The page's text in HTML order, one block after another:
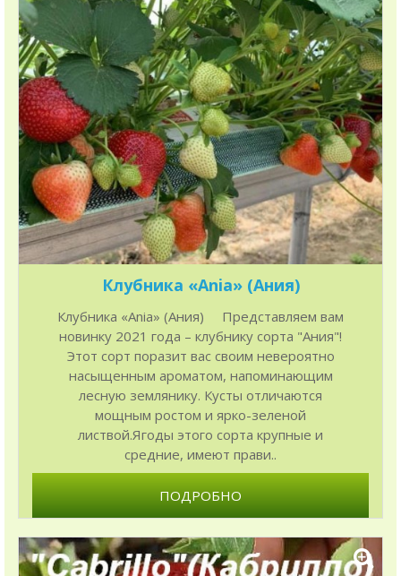
Клубника «Ania» (Ания)
Клубника «Ania» (Ания) Представляем вам
новинку 2021 года – клубнику сорта "Ания"!
Этот сорт поразит вас своим невероятно
насыщенным ароматом, напоминающим
лесную землянику. Кусты отличаются
мощным ростом и ярко-зеленой
листвой.Ягоды этого сорта крупные и
средние, имеют прави..
ПОДРОБНО